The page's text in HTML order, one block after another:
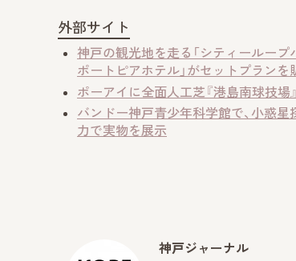
外部サイト
神戸の観光地を走る「シティーループ
ポートピアホテル」がセットプランを
ポーアイに全面人工芝『港島南球技場
バンドー神戸青少年科学館で、小惑星
力で実物を展示
神戸ジャーナル